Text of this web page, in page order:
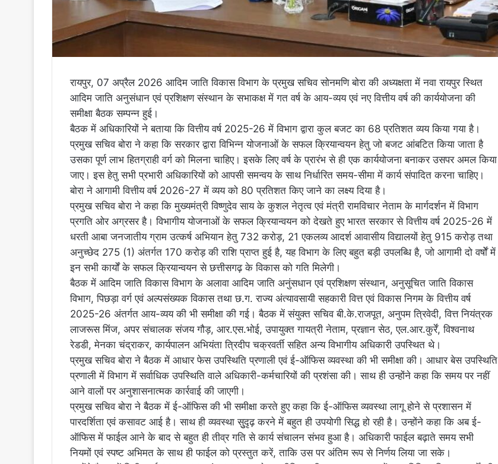
रायपुर, 07 अप्रैल 2026 आदिम जाति विकास विभाग के प्रमुख सचिव सोनमणि बोरा की अध्यक्षता में नवा रायपुर स्थित
आदिम जाति अनुसंधान एवं प्रशिक्षण संस्थान के सभाकक्ष में गत वर्ष के आय-व्यय एवं नए वित्तीय वर्ष की कार्ययोजना की
समीक्षा बैठक सम्पन्न हुई।
बैठक में अधिकारियों ने बताया कि वित्तीय वर्ष 2025-26 में विभाग द्वारा कुल बजट का 68 प्रतिशत व्यय किया गया है।
प्रमुख सचिव बोरा ने कहा कि सरकार द्वारा विभिन्न योजनाओं के सफल क्रियान्वयन हेतु जो बजट आंबटित किया जाता है
उसका पूर्ण लाभ हितग्राही वर्ग को मिलना चाहिए। इसके लिए वर्ष के प्रारंभ से ही एक कार्ययोजना बनाकर उसपर अमल किया
जाए। इस हेतु सभी प्रभारी अधिकारियों को आपसी समन्वय के साथ निर्धारित समय-सीमा में कार्य संपादित करना चाहिए।
बोरा ने आगामी वित्तीय वर्ष 2026-27 में व्यय को 80 प्रतिशत किए जाने का लक्ष्य दिया है।
प्रमुख सचिव बोरा ने कहा कि मुख्यमंत्री विष्णुदेव साय के कुशल नेतृत्व एवं मंत्री रामविचार नेताम के मार्गदर्शन में विभाग
प्रगति ओर अग्रसर है। विभागीय योजनाओं के सफल क्रियान्वयन को देखते हुए भारत सरकार से वित्तीय वर्ष 2025-26 में
धरती आबा जनजातीय ग्राम उत्कर्ष अभियान हेतु 732 करोड़, 21 एकलव्य आदर्श आवासीय विद्यालयों हेतु 915 करोड़ तथा
अनुच्छेद 275 (1) अंतर्गत 170 करोड़ की राशि प्राप्त हुई है, यह विभाग के लिए बहुत बड़ी उपलब्धि है, जो आगामी दो वर्षोें में
इन सभी कार्यों के सफल क्रियान्वयन से छत्तीसगढ़ के विकास को गति मिलेगी।
बैठक में आदिम जाति विकास विभाग के अलावा आदिम जाति अनुंसधान एवं प्रशिक्षण संस्थान, अनुसूचित जाति विकास
विभाग, पिछड़ा वर्ग एवं अल्पसंख्यक विकास तथा छ.ग. राज्य अंत्यावसायी सहकारी वित्त एवं विकास निगम के वित्तीय वर्ष
2025-26 अंतर्गत आय-व्यय की भी समीक्षा की गई। बैठक में संयुक्त सचिव बी.के.राजपूत, अनुपम त्रिवेदी, वित्त नियंत्रक
लाजरूस मिंज, अपर संचालक संजय गौड़, आर.एस.भोई, उपायुक्त गायत्री नेताम, प्रज्ञान सेठ, एल.आर.कुर्रें, विश्वनाथ
रेडडी, मेनका चंद्राकर, कार्यपालन अभियंता त्रिदीप चक्रवर्ती सहित अन्य विभागीय अधिकारी उपस्थित थे।
प्रमुख सचिव बोरा ने बैठक में आधार फेस उपस्थिति प्रणाली एवं ई-ऑफिस व्यवस्था की भी समीक्षा की। आधार बेस उपस्थिति
प्रणाली में विभाग में सर्वाधिक उपस्थिति वाले अधिकारी-कर्मचारियों की प्रशंसा की। साथ ही उन्होंने कहा कि समय पर नहीं
आने वालों पर अनुशासनात्मक कार्रवाई की जाएगी।
प्रमुख सचिव बोरा ने बैठक में ई-ऑफिस की भी समीक्षा करते हुए कहा कि ई-ऑफिस व्यवस्था लागू होने से प्रशासन में
पारदर्शिता एवं कसावट आई है। साथ ही व्यवस्था सुुदृढ़ करने में बहुत ही उपयोगी सिद्ध हो रही है। उन्होंने कहा कि अब ई-
ऑफिस में फाईल आने के बाद से बहुत ही तीव्र गति से कार्य संचालन संभव हुआ है। अधिकारी फाईल बढ़ाते समय सभी
नियमों एवं स्पष्ट अभिमत के साथ ही फाईल को प्रस्तुत करें, ताकि उस पर अंतिम रूप से निर्णय लिया जा सके।